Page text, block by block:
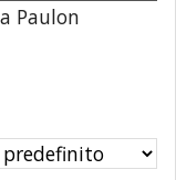
Paulon